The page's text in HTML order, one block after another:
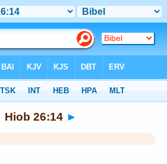
Hiob 26:14 ►